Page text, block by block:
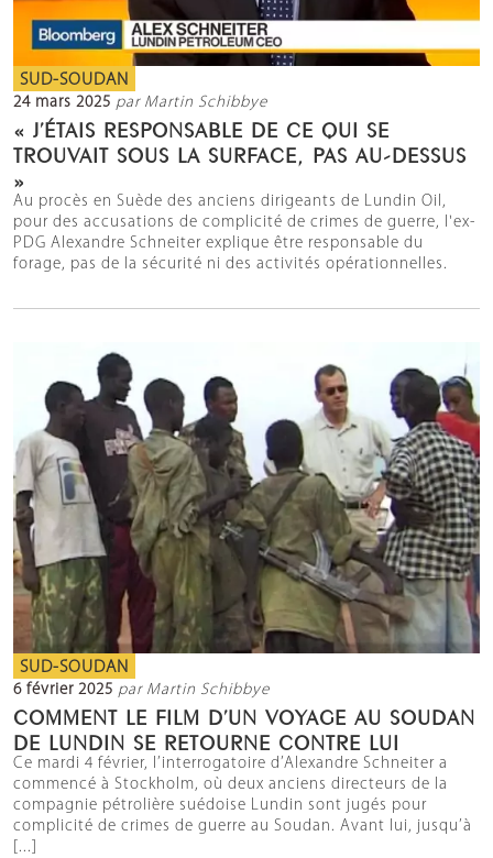
SUD-SOUDAN
24 mars 2025 par Martin Schibbye
« J’ÉTAIS RESPONSABLE DE CE QUI SE
TROUVAIT SOUS LA SURFACE, PAS AU-DESSUS
»
Au procès en Suède des anciens dirigeants de Lundin Oil,
pour des accusations de complicité de crimes de guerre, l'ex-
PDG Alexandre Schneiter explique être responsable du
forage, pas de la sécurité ni des activités opérationnelles.
SUD-SOUDAN
6 février 2025 par Martin Schibbye
COMMENT LE FILM D’UN VOYAGE AU SOUDAN
DE LUNDIN SE RETOURNE CONTRE LUI
Ce mardi 4 février, l’interrogatoire d’Alexandre Schneiter a
commencé à Stockholm, où deux anciens directeurs de la
compagnie pétrolière suédoise Lundin sont jugés pour
complicité de crimes de guerre au Soudan. Avant lui, jusqu’à
[...]